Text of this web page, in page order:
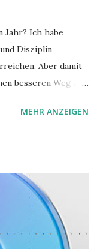
Jahr? Ich habe
Disziplin
Aber damit
besseren Weg in
gefunden,
MEHR ANZEIGEN